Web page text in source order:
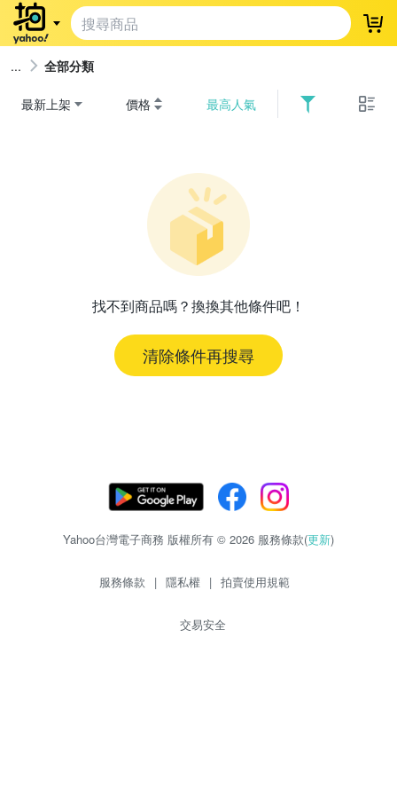
登
全部分類
最新上架 價格 最高人氣
找不到商品嗎？換換其他條件吧！
清除條件再搜尋
Yahoo台灣電子商務 版權所有 © 2026 服務條款(更新)
服務條款 | 隱私權 | 拍賣使用規範
交易安全